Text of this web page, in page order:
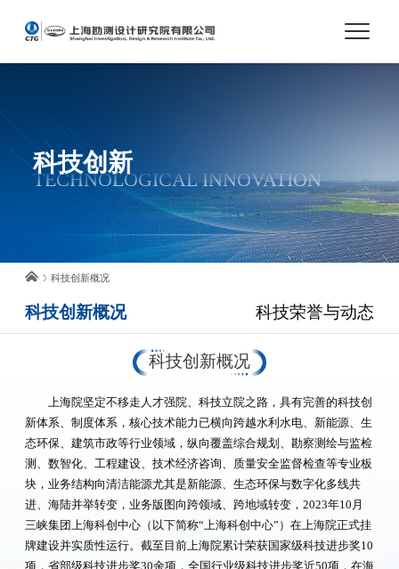
关于我们
人才培养
科技创新
重要资讯
联系我们
搜索
科技创新
TECHNOLOGICAL INNOVATION
科技创新概况
科技创新概况 科技荣誉与动态
科技创新概况
上海院坚定不移走人才强院、科技立院之路，具有完善的科技创
新体系、制度体系，核心技术能力已横向跨越水利水电、新能源、生
态环保、建筑市政等行业领域，纵向覆盖综合规划、勘察测绘与监检
测、数智化、工程建设、技术经济咨询、质量安全监督检查等专业板
块，业务结构向清洁能源尤其是新能源、生态环保与数字化多线共
进、海陆并举转变，业务版图向跨领域、跨地域转变，2023年10月
三峡集团上海科创中心（以下简称“上海科创中心”）在上海院正式挂
牌建设并实质性运行。截至目前上海院累计荣获国家级科技进步奖10
项，省部级科技进步奖30余项，全国行业级科技进步奖近50项，在海